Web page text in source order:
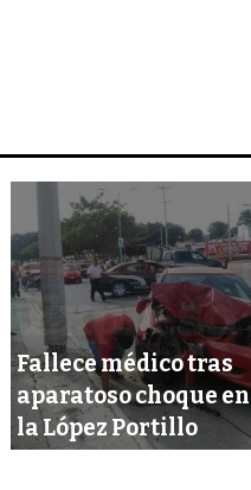
Fallece médico tras
aparatoso choque en
la López Portillo